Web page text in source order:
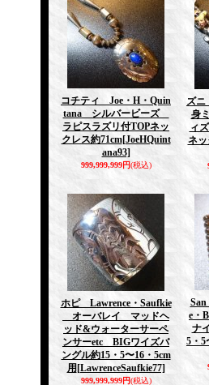
コチティ Joe・H・Quin
tana シルバービーズ
ラピスラズリ付TOPネッ
クレス約71cm[JoeHQuint
ana93]
999,999,999円(税込)
ズ
身
ィ
ネッ
ホピ Lawrence・Saufkie
オーバレイ マッドヘ
ッド&ウォーターサーペ
ンサーetc BIGワイズバ
ングル約15・5〜16・5cm
用 [LawrenceSaufkie77]
999,999,999円(税込)
e・
ナ
5・5